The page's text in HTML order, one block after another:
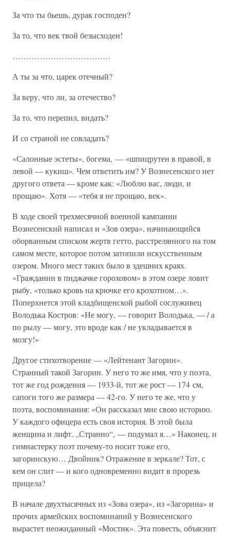
За что ты бьешь, дурак господен?
За то, что век твой безысходен!
………………………………
А ты за что, царек отечный?
За веру, что ли, за отечество?
За то, что перепил, видать?
И со страной не совладать?
«Салонные эстеты», богема, — «шпицрутен в правой, в
левой — кукиш». Чем ответить им? У Вознесенского нет
другого ответа — кроме как: «Люблю вас, люди, и
прощаю». Хотя — «тебя я не прощаю, век».
В ходе своей трехмесячной военной кампании
Вознесенский написал и «Зов озера», начинающийся
оборванным списком жертв гетто, расстрелянного на том
самом месте, которое потом затопили искусственным
озером. Много мест таких было в здешних краях.
«Гражданин в пиджачке гороховом» в этом озере ловит
рыбу, «только кровь на крючке его крохотном…».
Поперхнется этой кладбищенской рыбой сослуживец
Володька Костров: «Не могу, — говорит Володька, — / а
по рылу — могу, это вроде как / не укладывается в
мозгу!»
Другое стихотворение — «Лейтенант Загорин».
Странный такой Загорин. У него то же имя, что у поэта,
тот же год рождения — 1933-й, тот же рост — 174 см,
сапоги того же размера — 42-го. У него те же, что у
поэта, воспоминания: «Он рассказал мне свою историю.
У каждого офицера есть своя история. В этой была
женщина и лифт. „Странно“, — подумал я…» Наконец, и
гимнастерку поэт почему-то носит тоже его,
загоринскую… Двойник? Отражение в зеркале? Тот, с
кем он слит — и кого одновременно видит в прорезь
прицела?
В начале двухтысячных из «Зова озера», из «Загорина» и
прочих армейских воспоминаний у Вознесенского
вырастет неожиданный «Мостик». Эта повесть, объяснит